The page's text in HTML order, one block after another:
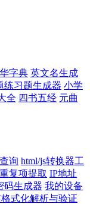
字典 英文名生成
练习题生成器 小学
全 四书五经 元曲
询 html/js转换器工
复项提取 IP地址
码生成器 我的设备
格式化解析与验证